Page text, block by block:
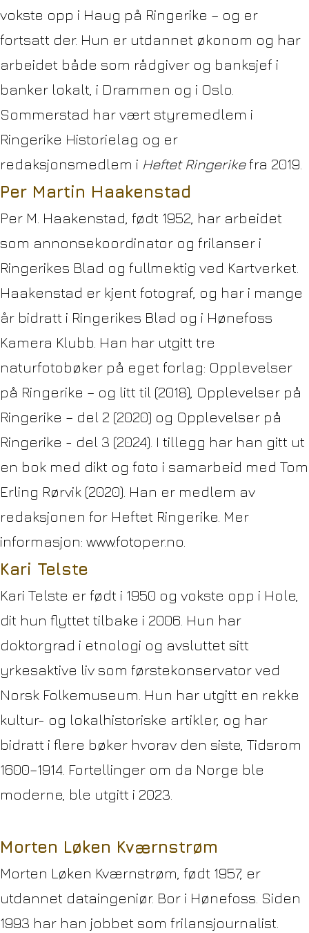
vokste opp i Haug på Ringerike – og er
fortsatt der. Hun er utdannet økonom og har
arbeidet både som rådgiver og banksjef i
banker lokalt, i Drammen og i Oslo.
Sommerstad har vært styremedlem i
Ringerike Historielag og er
redaksjonsmedlem i Heftet Ringerikefra 2019.
Per Martin Haakenstad
Per M. Haakenstad, født 1952, har arbeidet
som annonsekoordinator og frilanser i
Ringerikes Blad og fullmektig ved Kartverket.
Haakenstad er kjent fotograf, og har i mange
år bidratt i Ringerikes Blad og i Hønefoss
Kamera Klubb. Han har utgitt tre
naturfotobøker på eget forlag: Opplevelser
på Ringerike – og litt til (2018), Opplevelser på
Ringerike – del 2 (2020) og Opplevelser på
Ringerike - del 3 (2024). I tillegg har han gitt ut
en bok med dikt og foto i samarbeid med Tom
Erling Rørvik (2020). Han er medlem av
redaksjonen for Heftet Ringerike. Mer
informasjon: www.fotoper.no.
Kari Telste
Kari Telste er født i 1950 og vokste opp i Hole,
dit hun flyttet tilbake i 2006. Hun har
doktorgrad i etnologi og avsluttet sitt
yrkesaktive liv som førstekonservator ved
Norsk Folkemuseum. Hun har utgitt en rekke
kultur- og lokalhistoriske artikler, og har
bidratt i flere bøker hvorav den siste, Tidsrom
1600–1914. Fortellinger om da Norge ble
moderne, ble utgitt i 2023.
Morten Løken Kværnstrøm
Morten Løken Kværnstrøm, født 1957, er
utdannet dataingeniør. Bor i Hønefoss. Siden
1993 har han jobbet som frilansjournalist.